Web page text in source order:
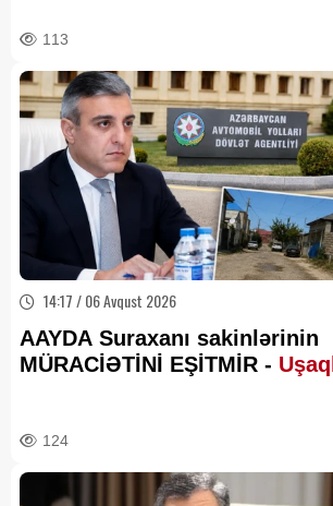
113
14:17 / 06 Avqust 2026
AAYDA Suraxanı sakinlərinin
MÜRACİƏTİNİ EŞİTMİR -
124